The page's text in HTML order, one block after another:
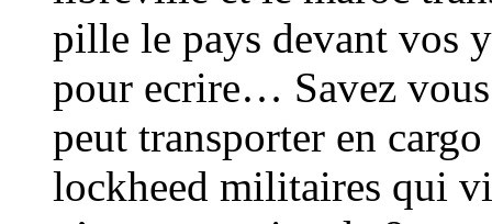
pille le pays devant vos
pour ecrire… Savez
peut transporter en
lockheed militaires qui